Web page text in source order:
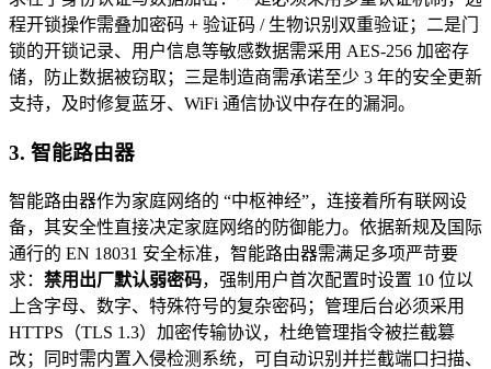
程开锁操作需叠加密码 + 验证码 / 生物识别双重验证；二是门
锁的开锁记录、用户信息等敏感数据需采用 AES-256 加密存
储，防止数据被窃取；三是制造商需承诺至少 3 年的安全更新
支持，及时修复蓝牙、WiFi 通信协议中存在的漏洞。
3. 智能路由器
智能路由器作为家庭网络的 “中枢神经”，连接着所有联网设
备，其安全性直接决定家庭网络的防御能力。依据新规及国际
通行的 EN 18031 安全标准，智能路由器需满足多项严苛要
求： 禁用出厂默认弱密码，强制用户首次配置时设置 10 位以
上含字母、数字、特殊符号的复杂密码；管理后台必须采用
HTTPS（TLS 1.3）加密传输协议，杜绝管理指令被拦截篡
改；同时需内置入侵检测系统，可自动识别并拦截端口扫描、